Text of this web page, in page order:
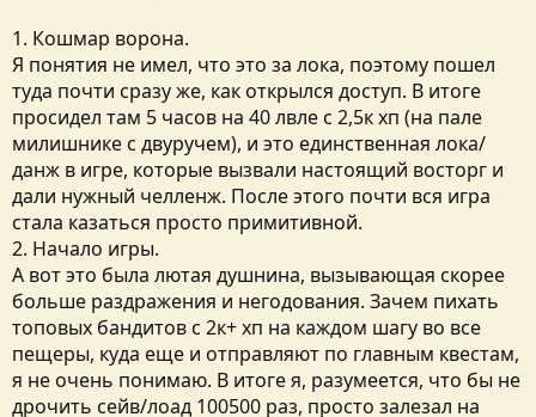
1. Кошмар ворона.
Я понятия не имел, что это за лока, поэтому пошел
туда почти сразу же, как открылся доступ. В итоге
просидел там 5 часов на 40 лвле с 2,5к хп (на пале
милишнике с двуручем), и это единственная лока/
данж в игре, которые вызвали настоящий восторг и
дали нужный челленж. После этого почти вся игра
стала казаться просто примитивной.
2. Начало игры.
А вот это была лютая душнина, вызывающая скорее
больше раздражения и негодования. Зачем пихать
топовых бандитов с 2к+ хп на каждом шагу во все
пещеры, куда еще и отправляют по главным квестам,
я не очень понимаю. В итоге я, разумеется, что бы не
дрочить сейв/лоад 100500 раз, просто залезал на